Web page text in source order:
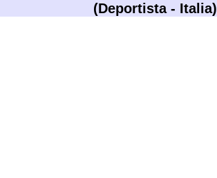
(Deportista - Italia)